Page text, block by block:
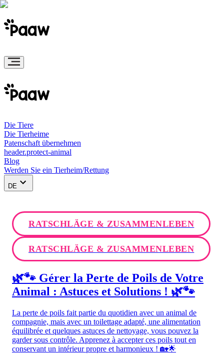
Die Tiere
Die Tierheime
Patenschaft übernehmen
header.protect-animal
Blog
Werden Sie ein Tierheim/Rettung
DE
RATSCHLÄGE & ZUSAMMENLEBEN
RATSCHLÄGE & ZUSAMMENLEBEN
🌿🐾 Gérer la Perte de Poils de Votre
Animal : Astuces et Solutions ! 🌿🐾
La perte de poils fait partie du quotidien avec un animal de
compagnie, mais avec un toilettage adapté, une alimentation
équilibrée et quelques astuces de nettoyage, vous pouvez la
garder sous contrôle. Apprenez à accepter ces poils tout en
conservant un intérieur propre et harmonieux ! 🏡🌟